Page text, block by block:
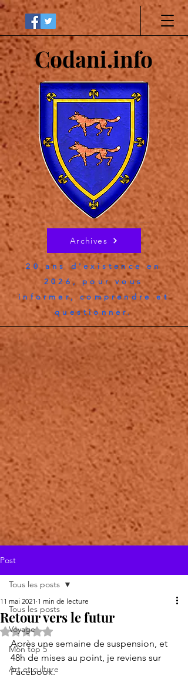
Codani.info
20 ans d'existence en
2026, pour vous
informer, comprendre et
questionner.
Archives
Post
Tous les posts
Voyage
Mon top 5
Art et culture
Tous les posts
Retour vers le futur
11 mai 2021 1 min de lecture
Noté NaN étoiles sur 5.
Après une semaine de suspension, et
48h de mises au point, je reviens sur
Facebook.